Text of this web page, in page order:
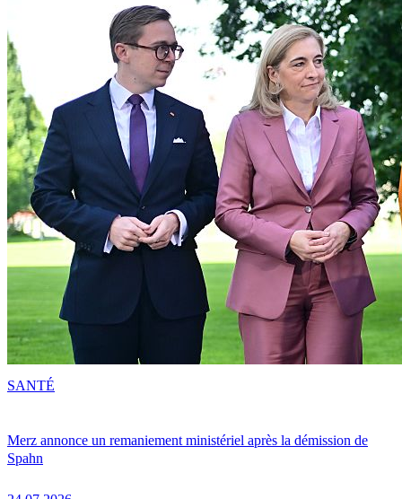
Merz annonce un remaniement ministériel après la démission de
Spahn
SANTÉ